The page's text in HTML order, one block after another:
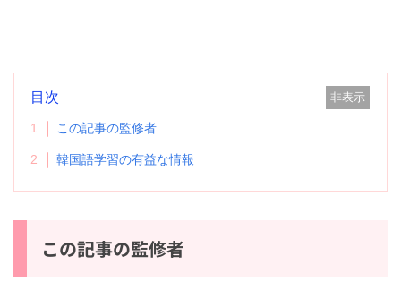
目次 非表示
1 この記事の監修者
2 韓国語学習の有益な情報
この記事の監修者